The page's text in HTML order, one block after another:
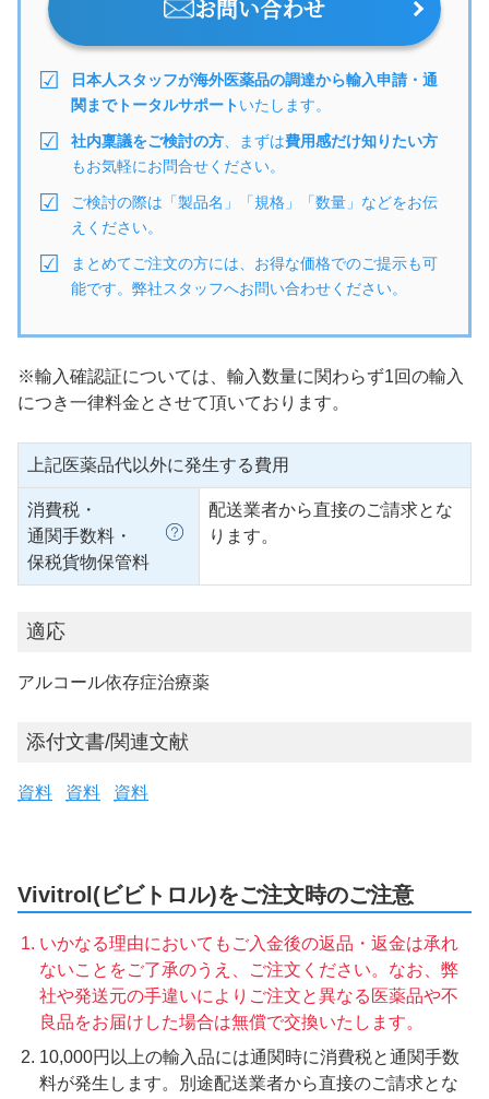
お問い合わせ
日本人スタッフが海外医薬品の調達から輸入申請・通
関までトータルサポートいたします。
社内稟議をご検討の方 、まずは費用感だけ知りたい方
もお気軽にお問合せください。
ご検討の際は「製品名」「規格」「数量」などをお伝
えください。
まとめてご注文の方には、お得な価格でのご提示も可
能です。弊社スタッフへお問い合わせください。
※輸入確認証については、輸入数量に関わらず1回の輸入
につき一律料金とさせて頂いております。
上記医薬品代以外に発生する費用
消費税・
通関手数料・
保税貨物保管料
配送業者から直接のご請求とな
ります。
適応
アルコール依存症治療薬
添付文書/関連文献
資料 資料 資料
Vivitrol(ビビトロル)をご注文時のご注意
いかなる理由においてもご入金後の返品・返金は承れ
ないことをご了承のうえ、ご注文ください。なお、弊
社や発送元の手違いによりご注文と異なる医薬品や不
良品をお届けした場合は無償で交換いたします。
10,000円以上の輸入品には通関時に消費税と通関手数
料が発生します。別途配送業者から直接のご請求とな